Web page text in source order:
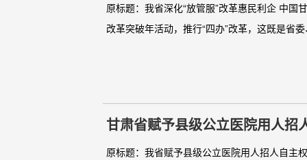
原标题：我省深化“放管服”改革惠民利企 中
改革突破年活动，推行“四办”改革，这既是省
甘肃省赋予县级公立医院用人招
原标题：我省赋予县级公立医院用人招人自主